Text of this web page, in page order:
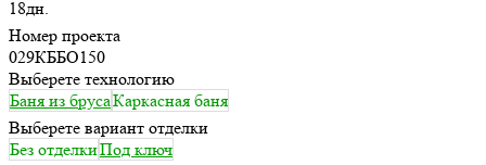
18дн.
Номер проекта
029КББО150
Выберете технологию
Баня из брусаКаркасная баня
Выберете вариант отделки
Без отделкиПод ключ